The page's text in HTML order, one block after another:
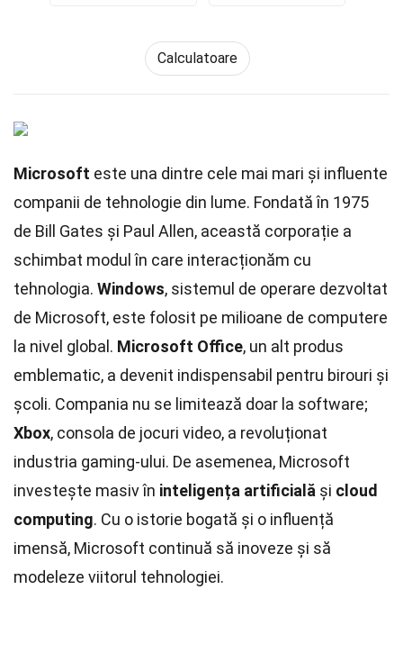
Calculatoare
Microsoft este una dintre cele mai mari și influente
companii de tehnologie din lume. Fondată în 1975
de Bill Gates și Paul Allen, această corporație a
schimbat modul în care interacționăm cu
tehnologia. Windows, sistemul de operare dezvoltat
de Microsoft, este folosit pe milioane de computere
la nivel global. Microsoft Office, un alt produs
emblematic, a devenit indispensabil pentru birouri și
școli. Compania nu se limitează doar la software;
Xbox, consola de jocuri video, a revoluționat
industria gaming-ului. De asemenea, Microsoft
investește masiv în inteligența artificială și cloud
computing. Cu o istorie bogată și o influență
imensă, Microsoft continuă să inoveze și să
modeleze viitorul tehnologiei.